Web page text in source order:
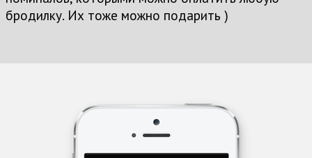
бродилку. Их тоже можно подарить )